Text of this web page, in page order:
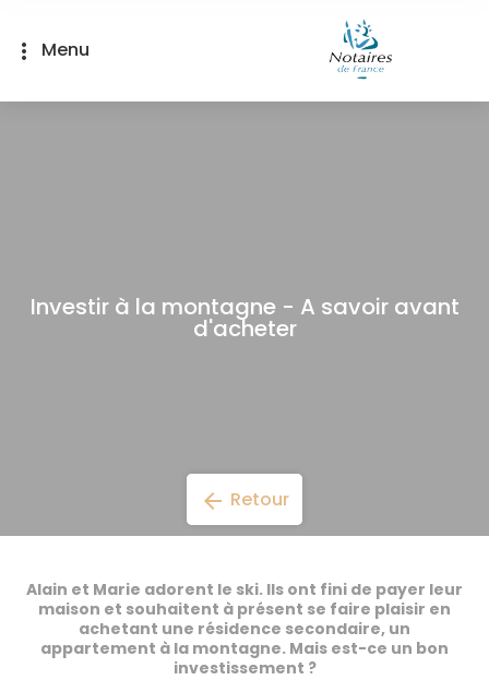
more_vert Menu
Investir à la montagne - A savoir avant
d'acheter
arrow_back Retour
Alain et Marie adorent le ski. Ils ont fini de payer leur
maison et souhaitent à présent se faire plaisir en
achetant une résidence secondaire, un
appartement à la montagne. Mais est-ce un bon
investissement ?